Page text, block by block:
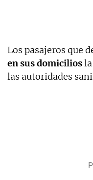
Los pasajeros que
en sus domicilios
las autoridades